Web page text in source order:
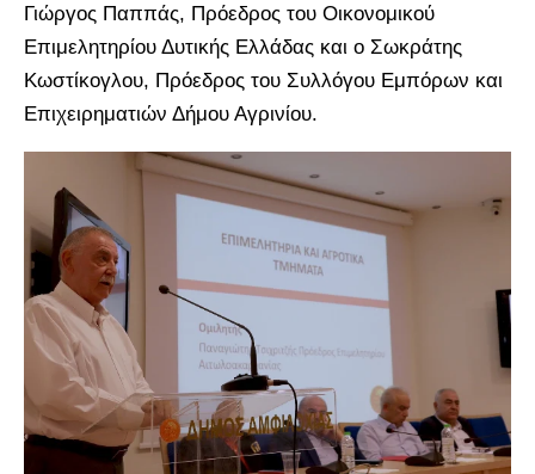
Γιώργος Παππάς, Πρόεδρος του Οικονομικού
Επιμελητηρίου Δυτικής Ελλάδας και ο Σωκράτης
Κωστίκογλου, Πρόεδρος του Συλλόγου Εμπόρων και
Επιχειρηματιών Δήμου Αγρινίου.